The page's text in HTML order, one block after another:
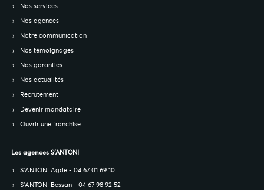
Nos services
Nos agences
Notre communication
Nos témoignages
Nos garanties
Nos actualités
Recrutement
Devenir mandataire
Ouvrir une franchise
Les agences S’ANTONI
S’ANTONI Agde - 04 67 01 69 10
S’ANTONI Bessan - 04 67 98 92 52